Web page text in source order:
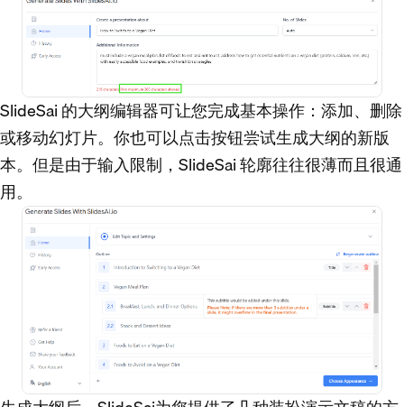
SlideSai 的大纲编辑器可让您完成基本操作：添加、删除
或移动幻灯片。你也可以点击按钮尝试生成大纲的新版
本。但是由于输入限制，SlideSai 轮廓往往很薄而且很通
用。